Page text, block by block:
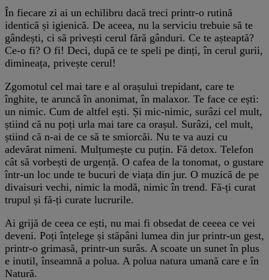
În fiecare zi ai un echilibru dacă treci printr-o rutină
identică și igienică. De aceea, nu la serviciu trebuie să te
gândești, ci să privești cerul fără gânduri. Ce te așteaptă?
Ce-o fi? O fi! Deci, după ce te speli pe dinți, în cerul gurii,
dimineața, privește cerul!
Zgomotul cel mai tare e al orașului trepidant, care te
înghite, te aruncă în anonimat, în malaxor. Te face ce ești:
un nimic. Cum de altfel ești. Și mic-nimic, surâzi cel mult,
știind că nu poți urla mai tare ca orașul. Surâzi, cel mult,
știind că n-ai de ce să te smiorcăi. Nu te va auzi cu
adevărat nimeni. Mulțumește cu puțin. Fă detox. Telefon
cât să vorbești de urgență. O cafea de la tonomat, o gustare
într-un loc unde te bucuri de viața din jur. O muzică de pe
divaisuri vechi, nimic la modă, nimic în trend. Fă-ți curat
trupul și fă-ți curate lucrurile.
Ai grijă de ceea ce ești, nu mai fi obsedat de ceeea ce vei
deveni. Poți înțelege și stăpâni lumea din jur printr-un gest,
printr-o grimasă, printr-un surâs. A scoate un sunet în plus
e inutil, înseamnă a polua. A polua natura umană care e în
Natură.